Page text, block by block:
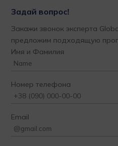
Задай вопрос!
Закажи звонок эксперта
предложим подходящую
Имя и Фамилия
Номер телефона
Email